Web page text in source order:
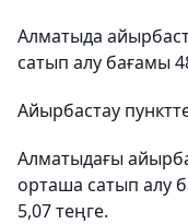
Алматыда
сатып алу бағамы
Айырбастау
Алматыдағы
орташа сатып алу
5,07 теңге.